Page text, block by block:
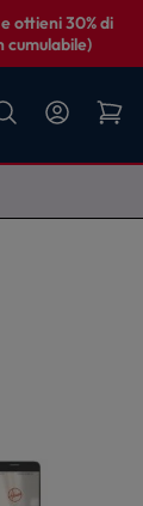
ottieni 30% di
cumulabile)